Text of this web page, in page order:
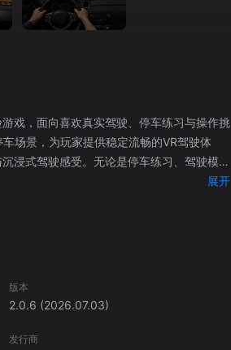
戏，面向喜欢真实驾驶、停车练习与操作挑
场景，为玩家提供稳定流畅的VR驾驶体
展开
版本
2.0.6 (2026.07.03)
发行商